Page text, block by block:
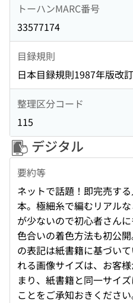
トーハンMARC番号
33577174
目録規則
日本目録規則1987年版改
整理区分コード
115
デジタル
要約等
ネットで話題！即完売す
本。極細糸で編むリアル
が少ないので初心者さん
色合いの着色方法も初公
の表記は紙書籍に基づい
れる画像サイズは、お客
まり、紙書籍と同一サイ
ことをご承知おきください